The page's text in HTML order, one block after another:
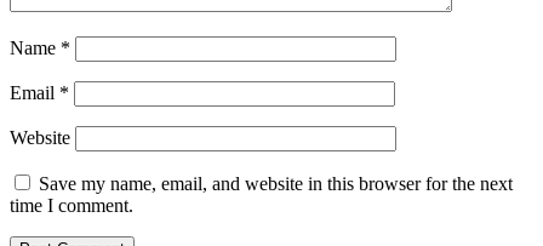
Name *
Email *
Website
Save my name, email, and website in this browser for the next
time I comment.